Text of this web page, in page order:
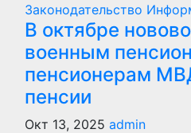
Законодательство
В октябре
военным
пенсионерам
пенсии
Окт 13, 2025 admin